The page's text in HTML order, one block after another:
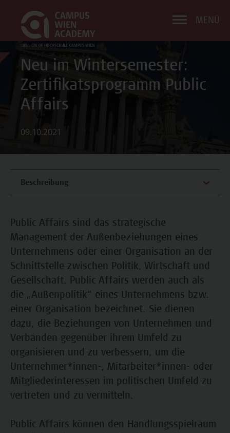
MENÜ
Neu im Wintersemester:
Zertifikatsprogramm Public
Affairs
09.10.2021
Beschreibung
Public Affairs sind das strategische
Management der Außenbeziehungen eines
Unternehmens oder einer Organisation an der
Schnittstelle zwischen Politik, Wirtschaft und
Gesellschaft. Public Affairs werden auch als
die „Außenpolitik“ eines Unternehmens bzw.
einer Organisation bezeichnet. Sie dienen
dazu, die Beziehungen von Unternehmen und
Verbänden gegenüber ihrem Umfeld zu
organisieren und zu verbessern, um die
Unternehmer*innen-, Mitarbeiter*innen- oder
Mitgliederinteressen im politischen Umfeld zu
vertreten und zu vermitteln.
Public Affairs können den Handlungsspielraum